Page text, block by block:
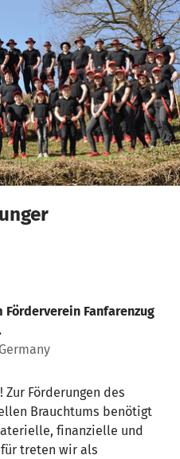
Förderverein Fanfarenzug
Zur Förderungen des
Brauchtums benötigt
finanzielle und
treten wir als